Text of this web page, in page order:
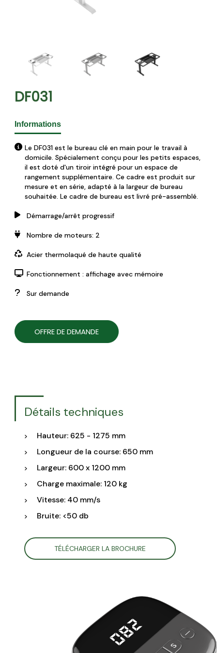
DF031
Informations
Le DF031 est le bureau clé en main pour le travail à
domicile. Spécialement conçu pour les petits espaces,
il est doté d'un tiroir intégré pour un espace de
rangement supplémentaire. Ce cadre est produit sur
mesure et en série, adapté à la largeur de bureau
souhaitée. Le cadre de bureau est livré pré-assemblé.
Démarrage/arrêt progressif
Nombre de moteurs: 2
Acier thermolaqué de haute qualité
Fonctionnement : affichage avec mémoire
Sur demande
OFFRE DE DEMANDE
Détails techniques
Hauteur: 625 - 1275 mm
Longueur de la course: 650 mm
Largeur: 600 x 1200 mm
Charge maximale: 120 kg
Vitesse: 40 mm/s
Bruite: <50 db
TÉLÉCHARGER LA BROCHURE